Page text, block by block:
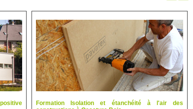
Formation Isolation et étanchéité à l'air des